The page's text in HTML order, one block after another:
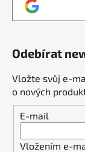
Odebírat
Vložte svůj e-
o nových
E-mail
Vložením e-